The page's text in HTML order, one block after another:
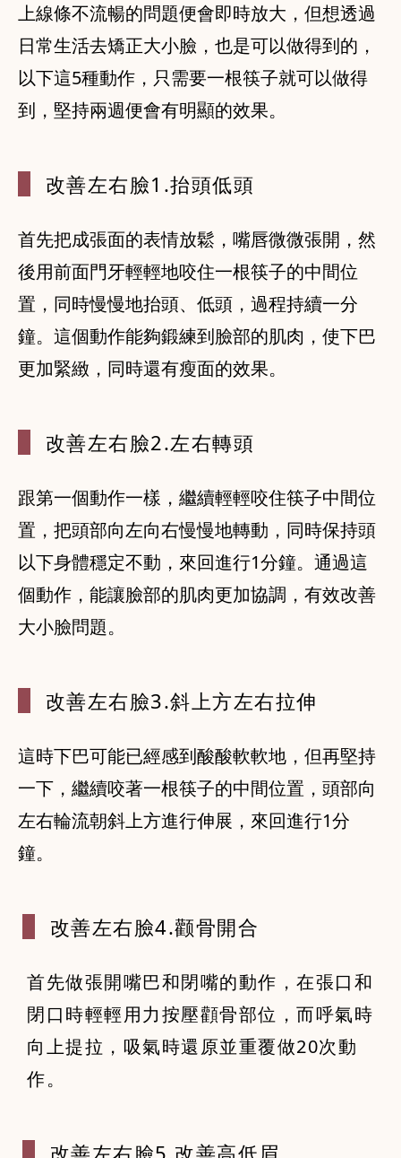
上線條不流暢的問題便會即時放大，但想透過
日常生活去矯正大小臉，也是可以做得到的，
以下這5種動作，只需要一根筷子就可以做得
到，堅持兩週便會有明顯的效果。
改善左右臉1 .抬頭低頭
首先把成張面的表情放鬆，嘴唇微微張開，然
後用前面門牙輕輕地咬住一根筷子的中間位
置，同時慢慢地抬頭、低頭，過程持續一分
鐘。這個動作能夠鍛練到臉部的肌肉，使下巴
更加緊緻，同時還有瘦面的效果。
改善左右臉2.左右轉頭
跟第一個動作一樣，繼續輕輕咬住筷子中間位
置，把頭部向左向右慢慢地轉動，同時保持頭
以下身體穩定不動，來回進行1分鐘。通過這
個動作，能讓臉部的肌肉更加協調，有效改善
大小臉問題。
改善左右臉3.斜上方左右拉伸
這時下巴可能已經感到酸酸軟軟地，但再堅持
一下，繼續咬著一根筷子的中間位置，頭部向
左右輪流朝斜上方進行伸展，來回進行1分
鐘。
改善左右臉4.颧骨開合
首先做張開嘴巴和閉嘴的動作，在張口和
閉口時輕輕用力按壓顴骨部位，而呼氣時
向上提拉，吸氣時還原並重覆做20次動
作。